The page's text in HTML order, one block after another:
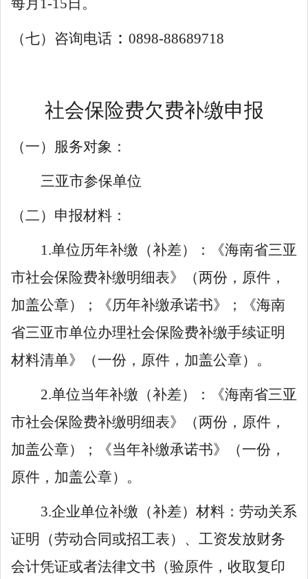
每月1-15日。
（七）咨询电话 ： 0898-88689718
社会保险费欠费补缴申报
（一）服务对象：
三亚市参保单位
（二）申报材料：
1.单位历年补缴（补差）：《海南省三亚
市社会保险费补缴明细表》（两份，原件，
加盖公章）；《历年补缴承诺书》；《海南
省三亚市单位办理社会保险费补缴手续证明
材料清单》（一份，原件，加盖公章）。
2.单位当年补缴（补差）：《海南省三亚
市社会保险费补缴明细表》（两份，原件，
加盖公章）；《当年补缴承诺书》（一份，
原件，加盖公章）。
3.企业单位补缴（补差）材料：劳动关系
证明（劳动合同或招工表）、工资发放财务
会计凭证或者法律文书（验原件，收取复印